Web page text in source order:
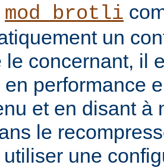
mod_brotli
un
le concernant, il
en performance
et en disant à
le
une